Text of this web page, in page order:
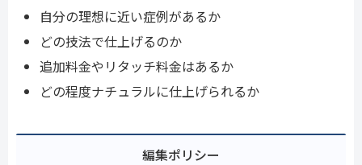
自分の理想に近い症例があるか
どの技法で仕上げるのか
追加料金やリタッチ料金はあるか
どの程度ナチュラルに仕上げられるか
編集ポリシー